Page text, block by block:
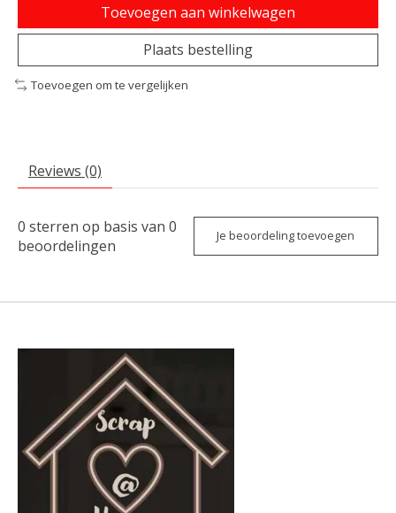
Toevoegen aan winkelwagen
Plaats bestelling
Toevoegen om te vergelijken
Reviews (0)
0 sterren op basis van 0
beoordelingen
Je beoordeling toevoegen